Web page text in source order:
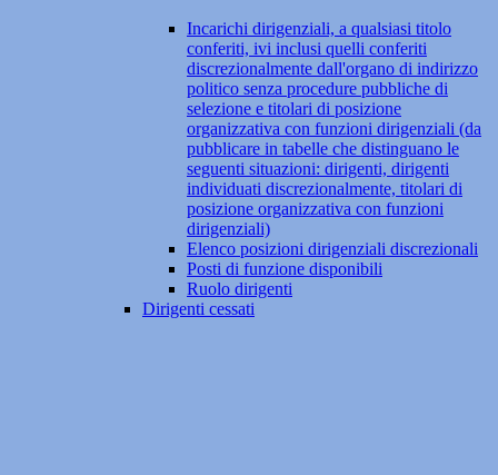
Incarichi dirigenziali, a qualsiasi titolo
conferiti, ivi inclusi quelli conferiti
discrezionalmente dall'organo di indirizzo
politico senza procedure pubbliche di
selezione e titolari di posizione
organizzativa con funzioni dirigenziali (da
pubblicare in tabelle che distinguano le
seguenti situazioni: dirigenti, dirigenti
individuati discrezionalmente, titolari di
posizione organizzativa con funzioni
dirigenziali)
Elenco posizioni dirigenziali discrezionali
Posti di funzione disponibili
Ruolo dirigenti
Dirigenti cessati